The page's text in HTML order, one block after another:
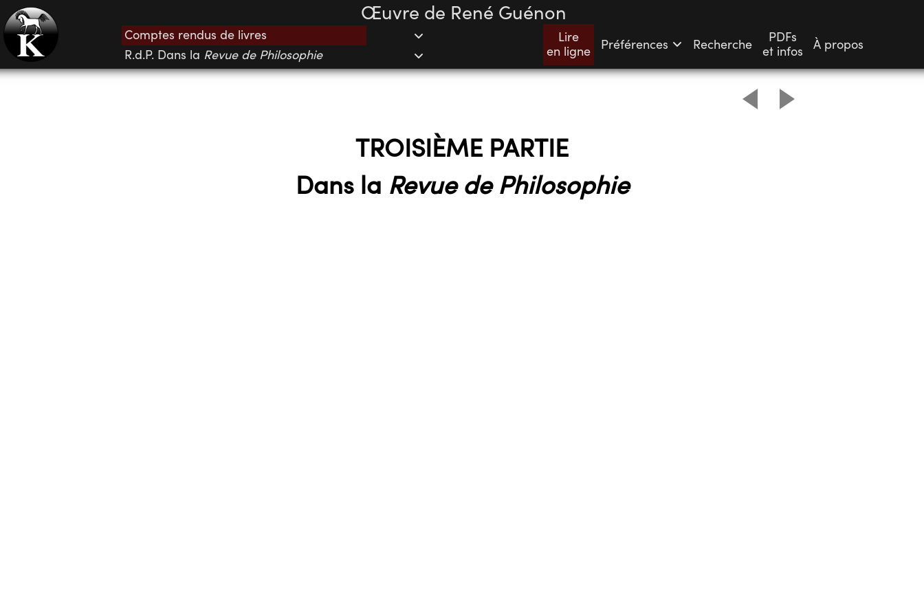
Œuvre de René Guénon
Comptes rendus de livres
R.d.P. Dans la Revue de Philosophie
Lire
en ligne
Préférences Recherche
PDFs
et infos
À propos
TROISIÈME PARTIE
Dans la Revue de Philosophie